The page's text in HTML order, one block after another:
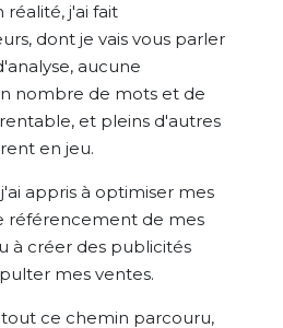
réalité, j'ai fait
dont je vais vous parler
aucune
nombre de mots et de
et pleins d'autres
en jeu.
appris à optimiser mes
référencement de mes
à créer des publicités
mes ventes.
ce chemin parcouru,